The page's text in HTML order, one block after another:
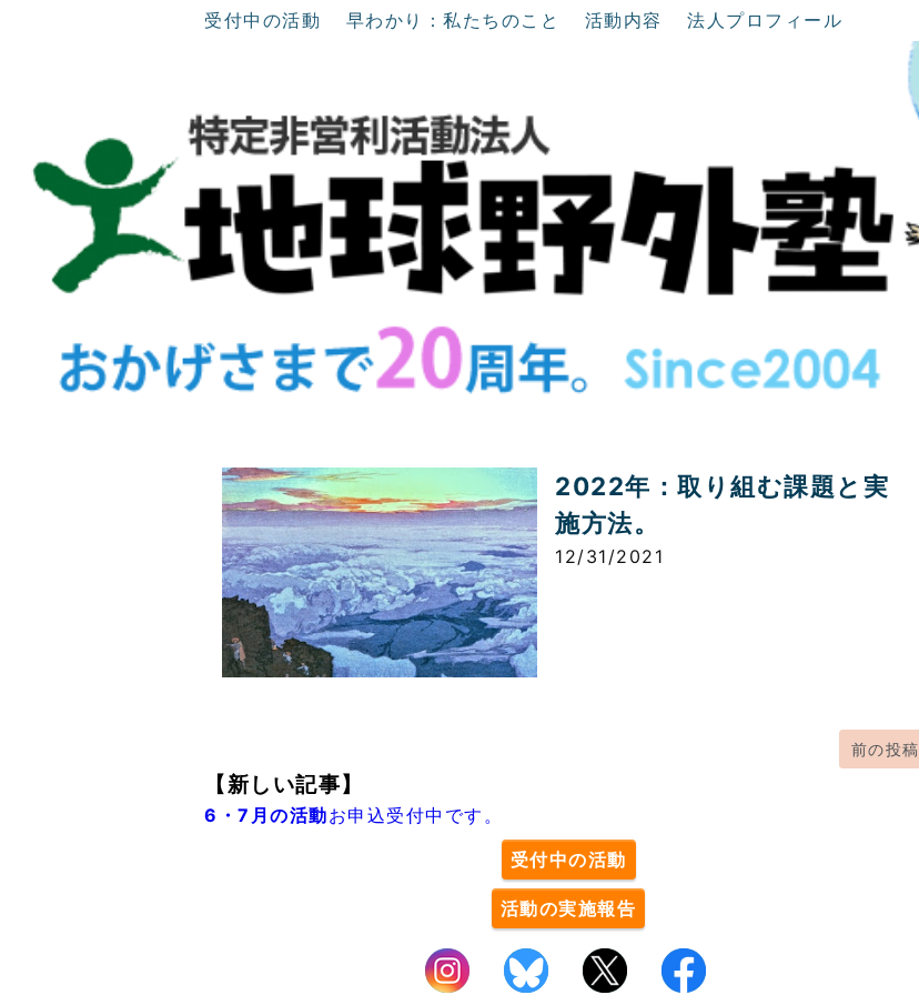
受付中の活動 早わかり：私たちのこと 活動内容 法人プロフィール
2022年：取り組む課題と実
施方法。
12/31/2021
前の投稿
【新しい記事】
6・7月の活動お申込受付中です。
受付中の活動
活動の実施報告